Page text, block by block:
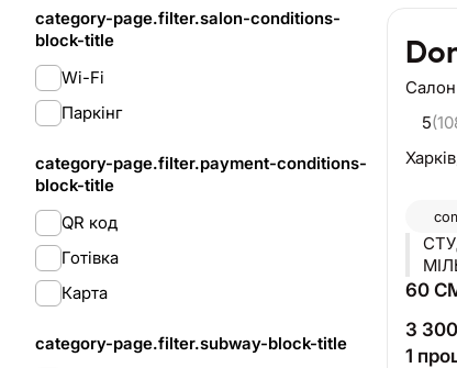
category-page.filter.salon-conditions-
block-title
Wi-Fi
Паркінг
category-page.filter.payment-conditions-
block-title
QR код
Готівка
Карта
category-page.filter.subway-block-title
5
60
3 300
1